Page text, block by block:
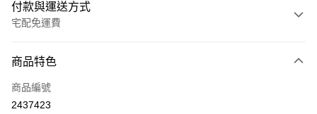
付款與運送方式
宅配免運費
信用卡一次付款
LINE Pay
商品特色
商品編號
2437423